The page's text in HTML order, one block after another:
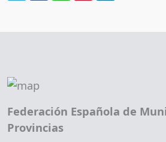
Federación Española de
Provincias